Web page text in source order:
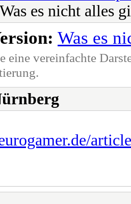
es nicht alles
Was es
eine vereinfachte